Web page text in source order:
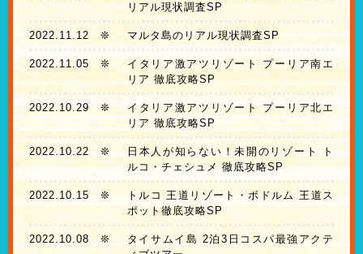
リアル現状調査SP
2022.11.12❊ マルタ島のリアル現状調査SP
2022.11.05 ❊
イタリア激アツリゾート プーリア南エ
リア 徹底攻略SP
2022.10.29❊
イタリア激アツリゾート プーリア北エ
リア 徹底攻略SP
2022.10.22 ❊
日本人が知らない！未開のリゾート ト
ルコ・チェシュメ 徹底攻略SP
2022.10.15 ❊
トルコ 王道リゾート・ボドルム 王道ス
ポット徹底攻略SP
2022.10.08 ❊
タイサムイ島 2泊3日コスパ最強アクテ